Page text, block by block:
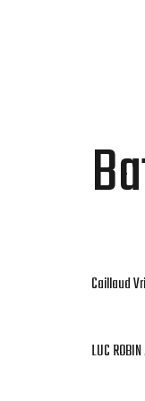
Caillaud
LUC